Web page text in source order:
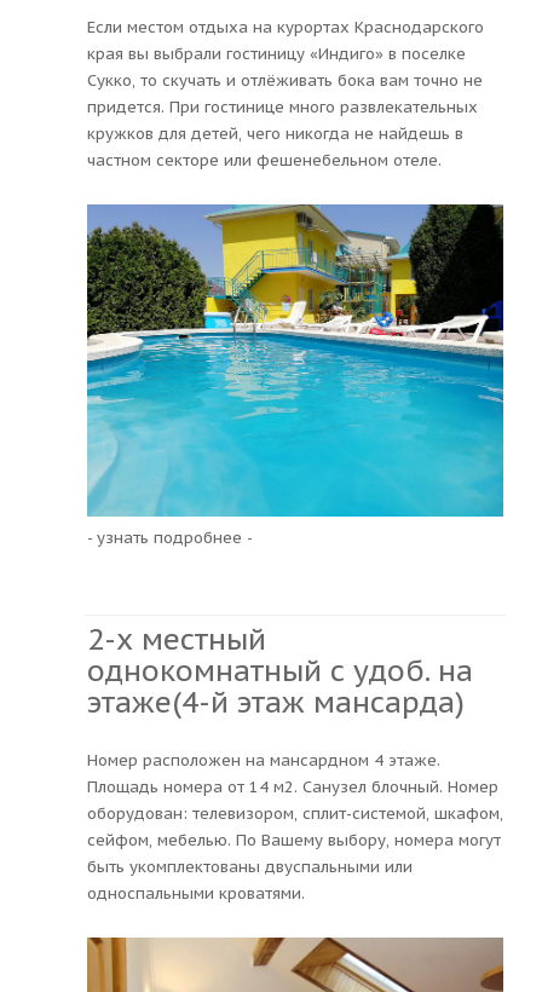
Если местом отдыха на курортах Краснодарского
края вы выбрали гостиницу «Индиго» в поселке
Сукко, то скучать и отлёживать бока вам точно не
придется. При гостинице много развлекательных
кружков для детей, чего никогда не найдешь в
частном секторе или фешенебельном отеле.
- узнать подробнее -
2-х местный
однокомнатный с удоб. на
этаже(4-й этаж мансарда)
Номер расположен на мансардном 4 этаже.
Площадь номера от 14 м2. Санузел блочный. Номер
оборудован: телевизором, сплит-системой, шкафом,
сейфом, мебелью. По Вашему выбору, номера могут
быть укомплектованы двуспальными или
односпальными кроватями.